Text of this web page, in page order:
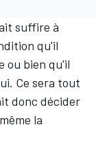
suffire à
qu'il
ou bien qu'il
Ce sera tout
donc décider
la